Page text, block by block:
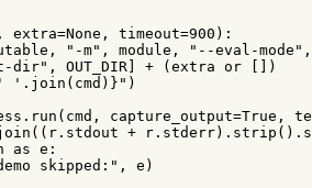
, extra=None , timeout=900 ):
, "-m" , module , "--eval-mode" ,
dir" , OUT_DIR] + (extra or
[])
' ' . join ( cmd ) } " )
. run ( cmd , capture_output=True ,
(( r . stdout + r . stderr). strip ().
as e :
skipped:" , e )